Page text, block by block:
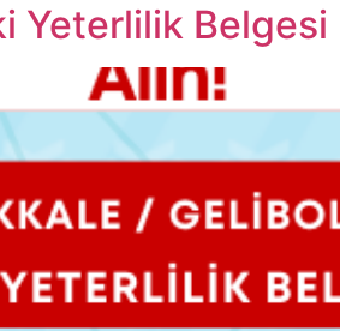
Yeterlilik Belgesi